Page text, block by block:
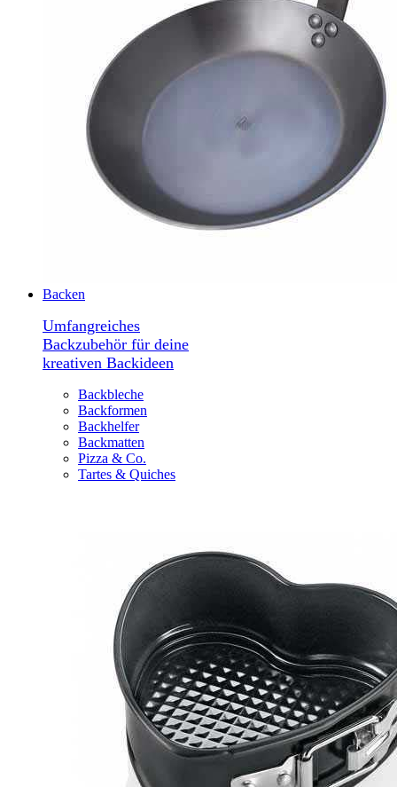
Backen
Umfangreiches
Backzubehör für deine
kreativen Backideen
Backbleche
Backformen
Backhelfer
Backmatten
Pizza & Co.
Tartes & Quiches